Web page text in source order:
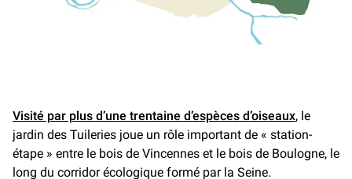
Visité par plus d’une trentaine d’espèces d’oiseaux, le
jardin des Tuileries joue un rôle important de « station-
étape » entre le bois de Vincennes et le bois de Boulogne, le
long du corridor écologique formé par la Seine.